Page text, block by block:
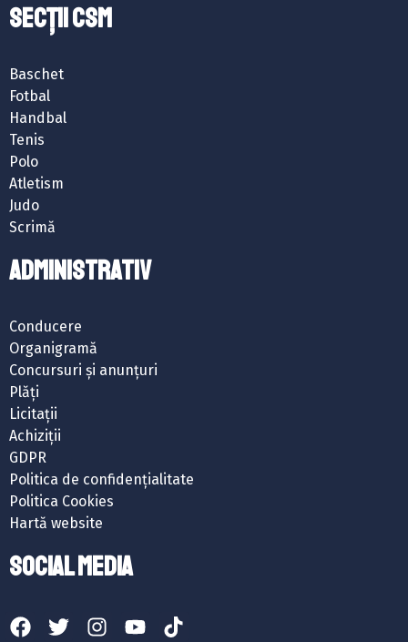
SECȚII CSM
Baschet
Fotbal
Handbal
Tenis
Polo
Atletism
Judo
Scrimă
ADMINISTRATIV
Conducere
Organigramă
Concursuri și anunțuri
Plăți
Licitații
Achiziții
GDPR
Politica de confidențialitate
Politica Cookies
Hartă website
SOCIAL MEDIA